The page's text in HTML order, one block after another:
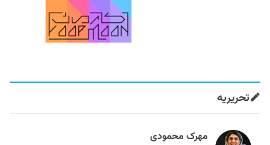
تحریریه
مهرک محمودی